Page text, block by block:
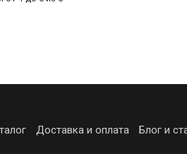
Доставка и оплата Блог и